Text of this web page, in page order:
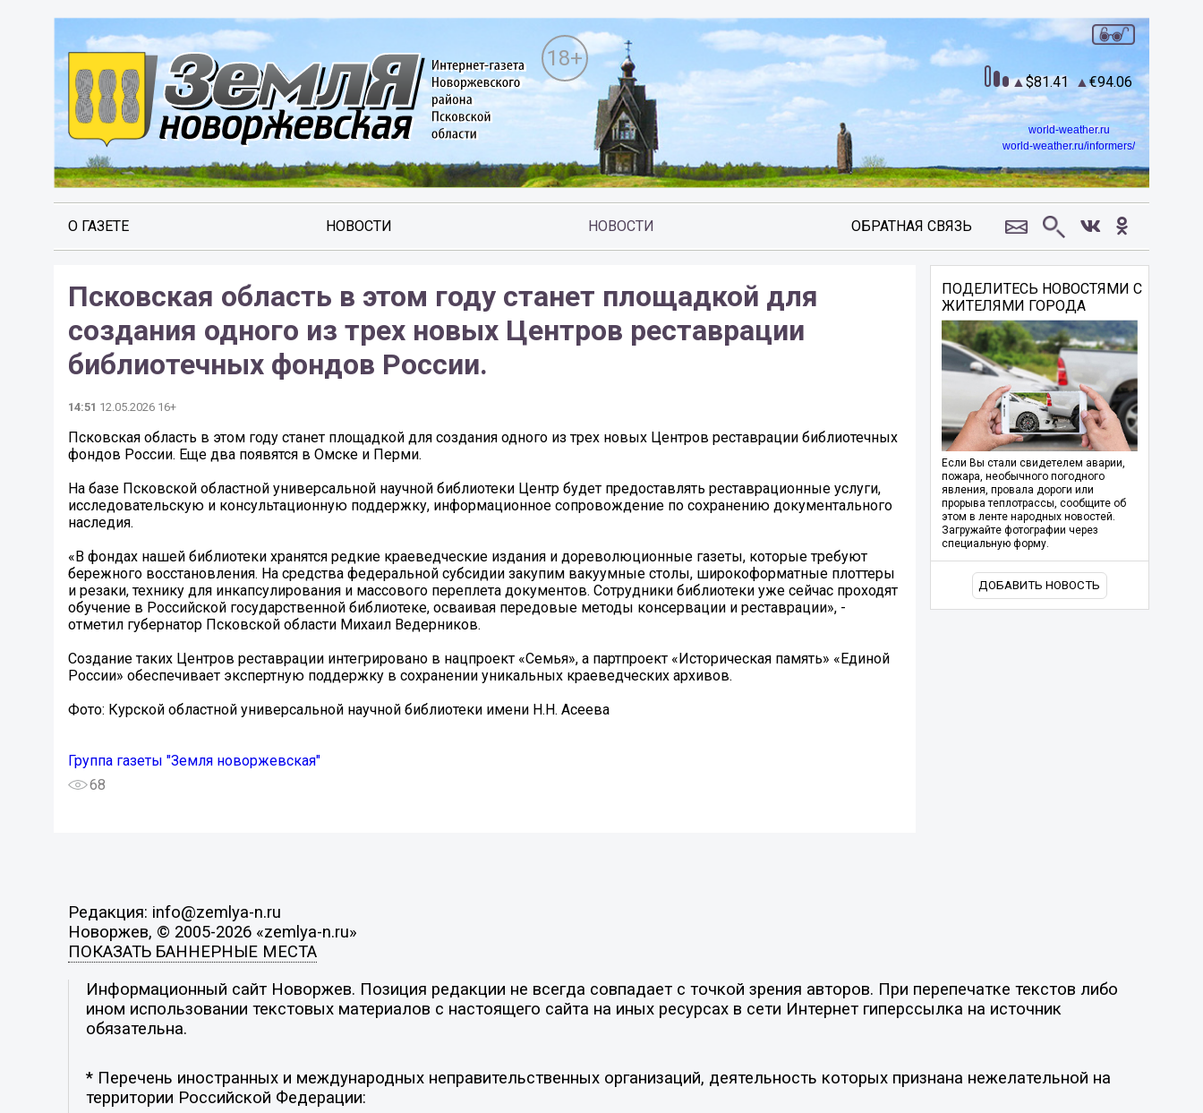
18+
81.41 94.06
world-weather.ru
world-weather.ru/informers/
О ГАЗЕТЕ НОВОСТИ НОВОСТИ ОБРАТНАЯ СВЯЗЬ
Псковская область в этом году станет площадкой для
создания одного из трех новых Центров реставрации
библиотечных фондов России.
14:51 12.05.2026 16+
Псковская область в этом году станет площадкой для создания одного из трех новых Центров реставрации библиотечных
фондов России. Еще два появятся в Омске и Перми.
На базе Псковской областной универсальной научной библиотеки Центр будет предоставлять реставрационные услуги,
исследовательскую и консультационную поддержку, информационное сопровождение по сохранению документального
наследия.
«В фондах нашей библиотеки хранятся редкие краеведческие издания и дореволюционные газеты, которые требуют
бережного восстановления. На средства федеральной субсидии закупим вакуумные столы, широкоформатные плоттеры
и резаки, технику для инкапсулирования и массового переплета документов. Сотрудники библиотеки уже сейчас проходят
обучение в Российской государственной библиотеке, осваивая передовые методы консервации и реставрации», -
отметил губернатор Псковской области Михаил Ведерников.
Создание таких Центров реставрации интегрировано в нацпроект «Семья», а партпроект «Историческая память» «Единой
России» обеспечивает экспертную поддержку в сохранении уникальных краеведческих архивов.
Фото: Курской областной универсальной научной библиотеки имени Н.Н. Асеева
Группа газеты "Земля новоржевская"
68
ПОДЕЛИТЕСЬ НОВОСТЯМИ С
ЖИТЕЛЯМИ ГОРОДА
Если Вы стали свидетелем аварии,
пожара, необычного погодного
явления, провала дороги или
прорыва теплотрассы, сообщите об
этом в ленте народных новостей.
Загружайте фотографии через
специальную форму.
ДОБАВИТЬ НОВОСТЬ
Редакция: info@zemlya-n.ru
Новоржев, © 2005-2026 «zemlya-n.ru»
ПОКАЗАТЬ БАННЕРНЫЕ МЕСТА
Информационный сайт Новоржев. Позиция редакции не всегда совпадает с точкой зрения авторов. При перепечатке текстов либо
ином использовании текстовых материалов с настоящего сайта на иных ресурсах в сети Интернет гиперссылка на источник
обязательна.
* Перечень иностранных и международных неправительственных организаций, деятельность которых признана нежелательной на
территории Российской Федерации: